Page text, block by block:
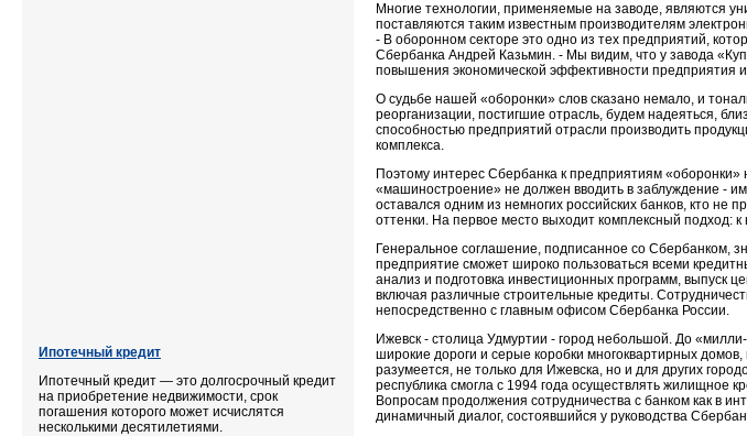
Ипотечный кредит
Ипотечный кредит — это долгосрочный кредит
на приобретение недвижимости, срок
погашения которого может исчислятся
несколькими десятилетиями.
Многие технологии, применяемые на заводе, являются
поставляются таким известным производителям
- В оборонном секторе это одно из тех предприятий,
Сбербанка Андрей Казьмин. - Мы видим, что у завода
повышения экономической эффективности предприятия
О судьбе нашей «оборонки» слов сказано немало, и
реорганизации, постигшие отрасль, будем надеяться,
способностью предприятий отрасли производить
комплекса.
Поэтому интерес Сбербанка к предприятиям
«машиностроение» не должен вводить в заблуждение -
оставался одним из немногих российских банков, кто
оттенки. На первое место выходит комплексный подход:
Генеральное соглашение, подписанное со Сбербанком,
предприятие сможет широко пользоваться всеми
анализ и подготовка инвестиционных программ, выпуск
включая различные строительные кредиты.
непосредственно с главным офисом Сбербанка России.
Ижевск - столица Удмуртии - город небольшой. До
широкие дороги и серые коробки многоквартирных
разумеется, не только для Ижевска, но и для других
республика смогла с 1994 года осуществлять жилищное
Вопросам продолжения сотрудничества с банком как в
динамичный диалог, состоявшийся у руководства